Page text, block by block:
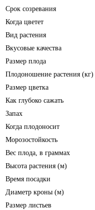
Срок созревания
Когда цветет
Вид растения
Вкусовые качества
Размер плода
Плодоношение растения (кг)
Размер цветка
Как глубоко сажать
Запах
Когда плодоносит
Морозостойкость
Вес плода, в граммах
Высота растения (м)
Время посадки
Диаметр кроны (м)
Размер листьев